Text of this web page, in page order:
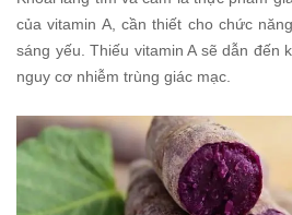
của vitamin A, cần thiết cho chức
sáng yếu. Thiếu vitamin A sẽ dẫn đến
nguy cơ nhiễm trùng giác mạc.